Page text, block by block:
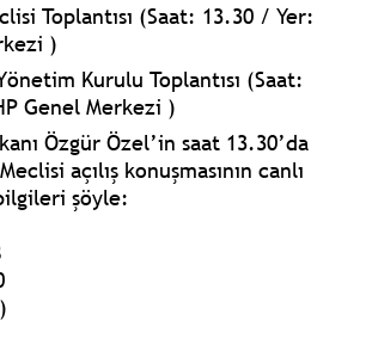
Toplantısı (Saat: 13.30 / Yer:
)
Kurulu Toplantısı (Saat:
Genel Merkezi )
Özgür Özel’in saat 13.30’da
açılış konuşmasının canlı
şöyle: